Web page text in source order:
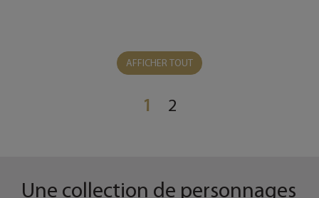
AFFICHER TOUT
1 2
Une collection de personnages